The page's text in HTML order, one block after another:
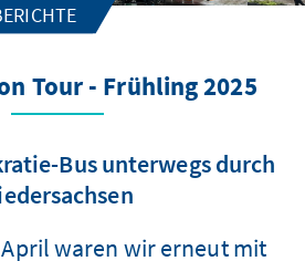
Tour - Frühling 2025
Bus unterwegs durch
April waren wir erneut mit